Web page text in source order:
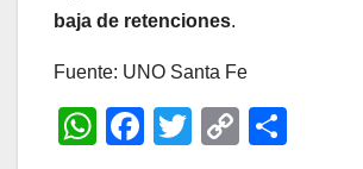
baja de retenciones.
Fuente: UNO Santa Fe
W
F
T
C